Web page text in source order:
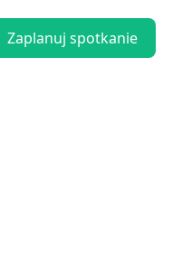
Zaplanuj spotkanie